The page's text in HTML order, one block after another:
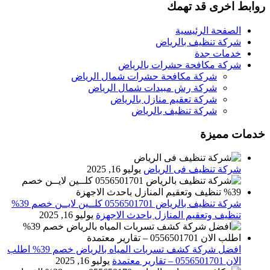
روابط اخرى قد تهمك
الصفحة الرئيسية
شركة تنظيف بالرياض
خدمات جدة
شركة مكافحة حشرات بالرياض
شركة مكافحة حشرات شمال الرياض
شركة رش مبيدات شمال الرياض
شركة تعقيم منازل بالرياض
شركة تنظيف بالرياض
خدمات مميزة
شركة تنظيف فى الرياض يوليو 16, 2025
شركة تنظيف بالرياض 0556501701 كلــين لايــن خصم 39%
تنظيف وتعقيم المنازل باحدث الاجهزة يوليو 16, 2025
افضل شركة كشف تسربات المياه بالرياض خصم 39% اطلب
الان 0556501701‬‏ – تقارير معتمدة
يوليو 16, 2025